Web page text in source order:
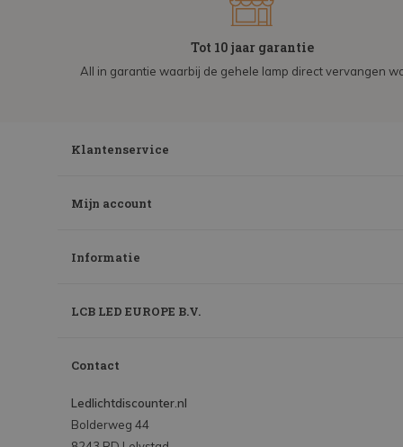
Tot 10 jaar garantie
All in garantie waarbij de gehele lamp direct vervangen
Klantenservice
Mijn account
Informatie
LCB LED EUROPE B.V.
Contact
Ledlichtdiscounter.nl
Bolderweg 44